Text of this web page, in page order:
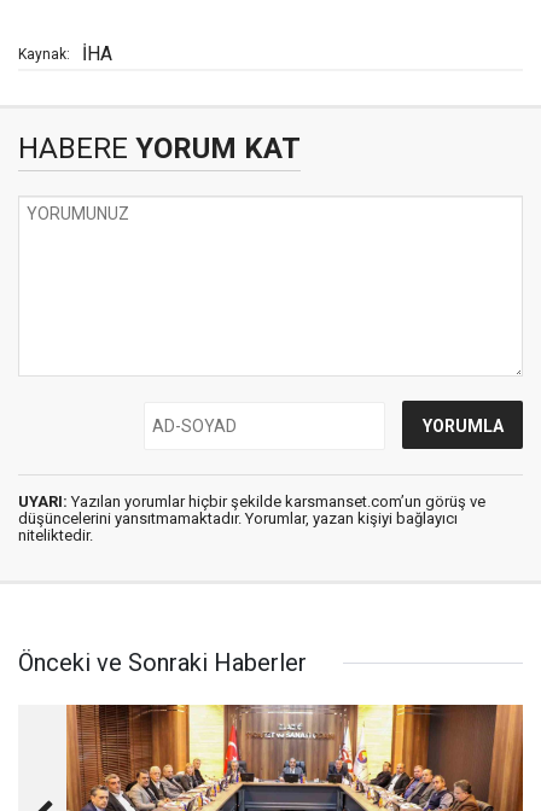
Kaynak: İHA
HABERE YORUM KAT
UYARI: Yazılan yorumlar hiçbir şekilde karsmanset.com’un görüş ve
düşüncelerini yansıtmamaktadır. Yorumlar, yazan kişiyi bağlayıcı
niteliktedir.
Önceki ve Sonraki Haberler